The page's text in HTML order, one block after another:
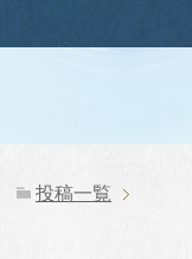
投稿一覧